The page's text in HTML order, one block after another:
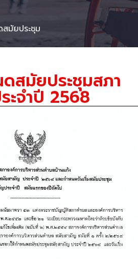
มัยประชุม
สมัยประชุมสภา
จำปี 2568